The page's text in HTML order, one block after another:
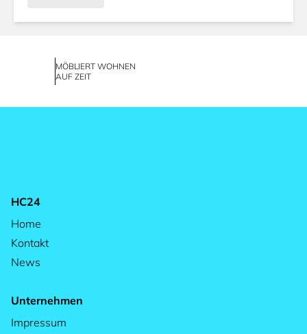
MÖBLIERT WOHNEN
AUF ZEIT
HC24
Home
Kontakt
News
Unternehmen
Impressum